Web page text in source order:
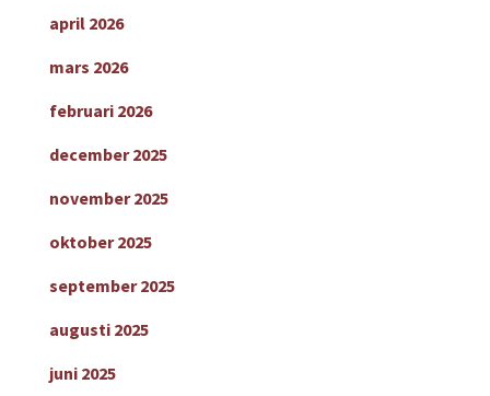
april 2026
mars 2026
februari 2026
december 2025
november 2025
oktober 2025
september 2025
augusti 2025
juni 2025